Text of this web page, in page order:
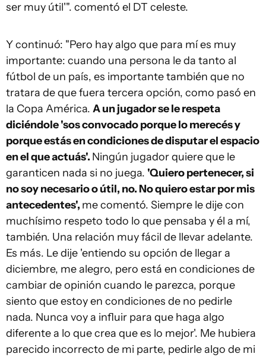
ser muy útil'". comentó el DT celeste.
Y continuó: "Pero hay algo que para mí es muy
importante: cuando una persona le da tanto al
fútbol de un país, es importante también que no
tratara de que fuera tercera opción, como pasó en
la Copa América. A un jugador se le respeta
diciéndole 'sos convocado porque lo merecés y
porque estás en condiciones de disputar el espacio
en el que actuás'. Ningún jugador quiere que le
garanticen nada si no juega. 'Quiero pertenecer, si
no soy necesario o útil, no. No quiero estar por mis
antecedentes', me comentó. Siempre le dije con
muchísimo respeto todo lo que pensaba y él a mí,
también. Una relación muy fácil de llevar adelante.
Es más. Le dije 'entiendo su opción de llegar a
diciembre, me alegro, pero está en condiciones de
cambiar de opinión cuando le parezca, porque
siento que estoy en condiciones de no pedirle
nada. Nunca voy a influir para que haga algo
diferente a lo que crea que es lo mejor'. Me hubiera
parecido incorrecto de mi parte, pedirle algo de mi